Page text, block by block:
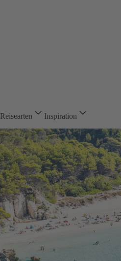
Reisearten Inspiration